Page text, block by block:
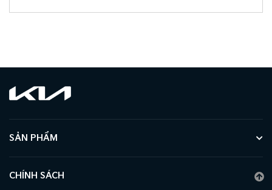
SẢN PHẨM
CHÍNH SÁCH